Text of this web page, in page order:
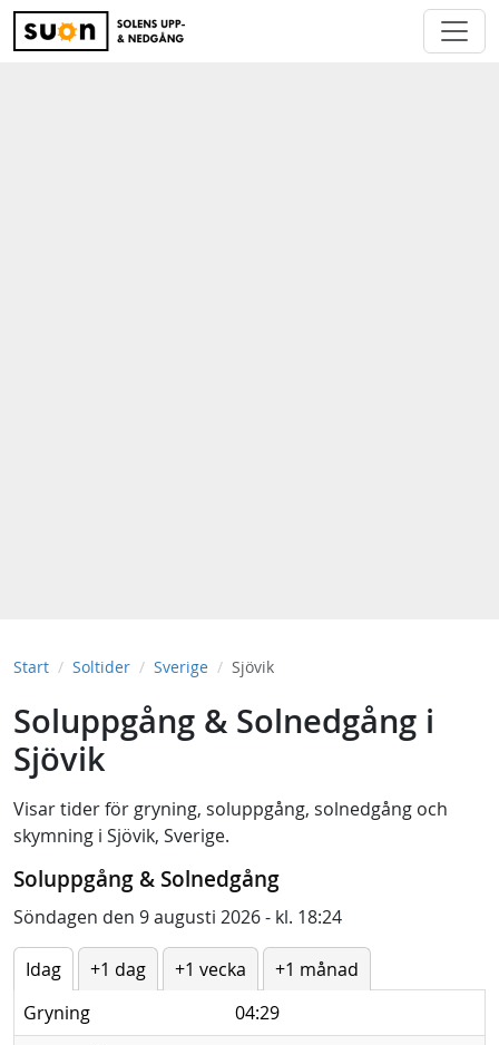
Start Soltider Sverige Sjövik
Soluppgång & Solnedgång i
Sjövik
Visar tider för gryning, soluppgång, solnedgång och
skymning i Sjövik, Sverige.
Soluppgång & Solnedgång
Söndagen den 9 augusti 2026 - kl. 18:24
Idag +1 dag +1 vecka
+1 månad
Gryning
04:29